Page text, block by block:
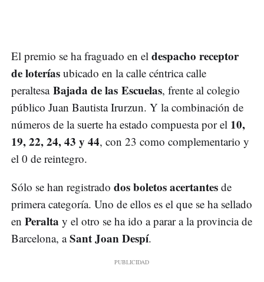
El premio se ha fraguado en el despacho receptor
de loterías ubicado en la calle céntrica calle
peraltesa Bajada de las Escuelas, frente al colegio
público Juan Bautista Irurzun. Y la combinación de
números de la suerte ha estado compuesta por el 10,
19, 22, 24, 43 y 44, con 23 como complementario y
el 0 de reintegro.
Sólo se han registrado dos boletos acertantes de
primera categoría. Uno de ellos es el que se ha sellado
en Peralta y el otro se ha ido a parar a la provincia de
Barcelona, aSant Joan Despí.